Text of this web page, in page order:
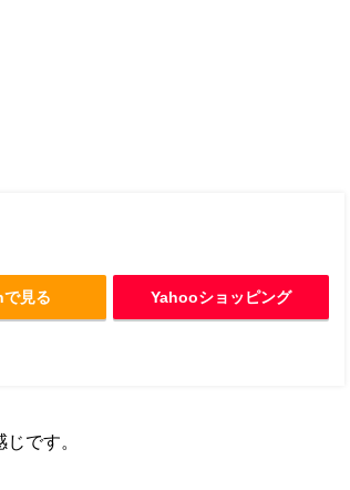
見る Yahooショッピング
です。